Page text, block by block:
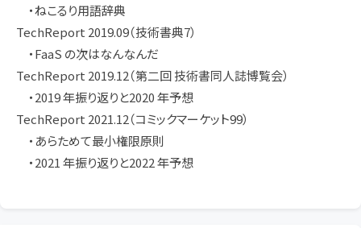
・ねこるり用語辞典
TechReport 2019.09（技術書典7）
・FaaS の次はなんなんだ
TechReport 2019.12（第二回 技術書同人誌博覧会）
・2019 年振り返りと2020 年予想
TechReport 2021.12（コミックマーケット99）
・あらためて最小権限原則
・2021 年振り返りと2022 年予想